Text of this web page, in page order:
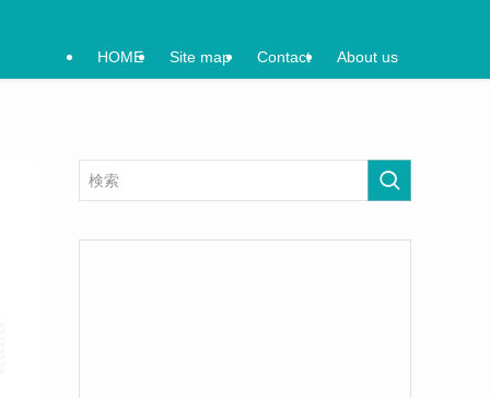
HOME Site map Contact About us